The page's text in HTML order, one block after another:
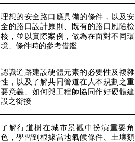
理想的安全路口應具備的條件，以及安
全的路口設計原則、既有的路口風險檢
核，並以實際案例，做為在面對不同環
境、條件時的參考借鑑
認識道路建設硬體元素的必要性及複雜
性，以及了解共同管道在人本規劃之重
要意義、如何與工程師協同作好硬體建
設之銜接
了解行道樹在城市景觀中扮演重要角
色，學習到根據當地氣候條件、土壤類